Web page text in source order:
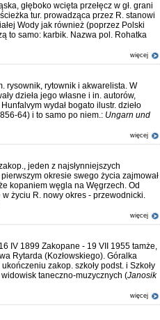
głęboko wcięta przełęcz w gł. grani
tur. prowadząca przez R. stanowi
Wody jak również (poprzez Polski
to samo: karbik. Nazwa pol. Rohatka
więcej
rysownik, rytownik i akwarelista. W
dzieła jego własne i in. autorów,
wydał bogato ilustr. dzieło
64) i to samo po niem.: Ungarn und
więcej
jeden z najsłynniejszych
okresie swego życia zajmował
kopaniem węgla na Węgrzech. Od
życiu R. nowy okres - przewodnicki.
więcej
IV 1899 Zakopane - 19 VII 1955 tamże,
Rytarda (Kozłowskiego). Góralka
zakop. szkoły podst. i Szkoły
taneczno-muzycznych (Janosik
więcej